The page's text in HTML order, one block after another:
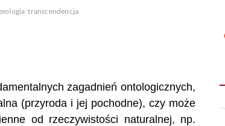
transcendencja
zagadnień ontologicznych,
(przyroda i jej pochodne), czy może
od rzeczywistości naturalnej, np.